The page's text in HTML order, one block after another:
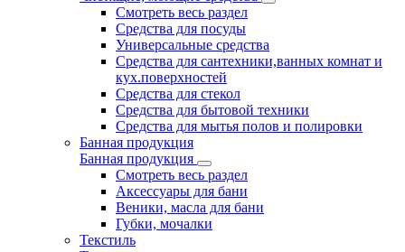
Смотреть весь раздел
Средства для посуды
Универсальные средства
Средства для сантехники,ванных комнат и
кух.поверхностей
Средства для стекол
Средства для бытовой техники
Средства для мытья полов и полировки
Банная продукция
Банная продукция
Смотреть весь раздел
Аксессуары для бани
Веники, масла для бани
Губки, мочалки
Текстиль